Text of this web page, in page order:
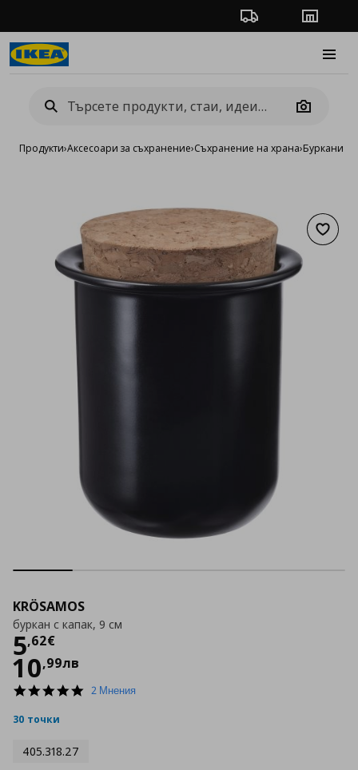
Проследяване на
Camera
Продукти›Аксесоари за съхранение›Съхранение на храна›Буркани и
KRÖSAMOS
буркан с капак, 9 см
5,62€
Цена
10,99лв
5.0
2 Мнения
30 точки
405.318.27